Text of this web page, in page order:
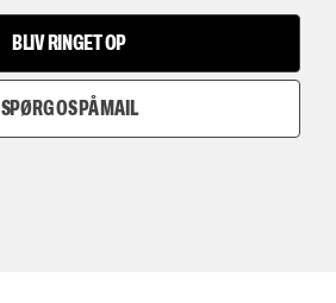
BLIV RINGET OP
SPØRG OS PÅ MAIL